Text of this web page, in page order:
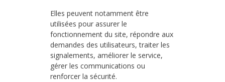
Elles peuvent notamment être
utilisées pour assurer le
fonctionnement du site, répondre aux
demandes des utilisateurs, traiter les
signalements, améliorer le service,
gérer les communications ou
renforcer la sécurité.